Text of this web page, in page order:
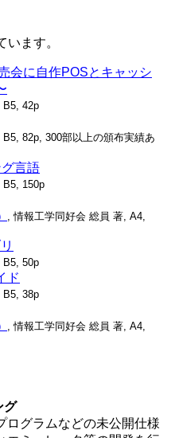
います。
会に自作POSとキャッシ
B5, 42p
82p, 300部以上の頒布実績あ
言語
150p
, 情報工学同好会 総員 著, A4,
B5, 50p
ド
B5, 38p
, 情報工学同好会 総員 著, A4,
グ
ログラムなどの未公開仕様